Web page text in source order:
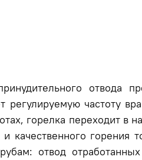
отвода
регулируемую частоту
горелка переходит в
качественного горения
отвод